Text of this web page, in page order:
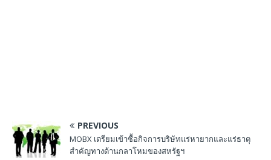
PREVIOUS
MOBX เตรียมเข้าซื้อกิจการบริษัทแร่หายากและแร่ธาตุ
สำคัญทางด้านกลาโหมของสหรัฐฯ